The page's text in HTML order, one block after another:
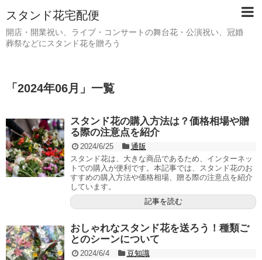
スタンド花宅配便
開店・開業祝い、ライブ・コンサートの舞台花・公演祝い、冠婚
葬祭などにスタンド花を贈ろう
「 2024年06月 」 一覧
スタンド花の購入方法は？価格相場や贈
る際の注意点を紹介
2024/6/25
通販
スタンド花は、大きな商品であるため、インターネッ
トでの購入が便利です。本記事では、スタンド花のお
すすめの購入方法や価格相場、贈る際の注意点を紹介
しています。
記事を読む
おしゃれなスタンド花を送ろう！種類ご
とのシーンについて
2024/6/4
豆知識